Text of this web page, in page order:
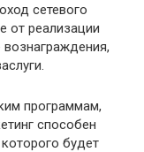
сетевого
от реализации
вознаграждения,
программам,
способен
будет